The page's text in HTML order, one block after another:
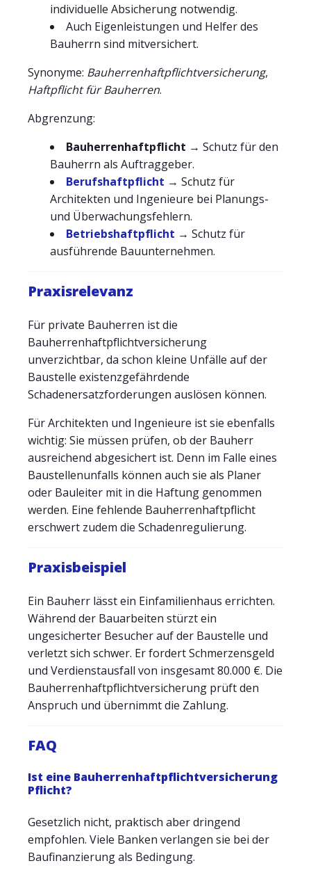
individuelle Absicherung notwendig.
Auch Eigenleistungen und Helfer des
Bauherrn sind mitversichert.
Synonyme: Bauherrenhaftpflichtversicherung,
Haftpflicht für Bauherren.
Abgrenzung:
Bauherrenhaftpflicht → Schutz für den
Bauherrn als Auftraggeber.
Berufshaftpflicht → Schutz für
Architekten und Ingenieure bei Planungs-
und Überwachungsfehlern.
Betriebshaftpflicht → Schutz für
ausführende Bauunternehmen.
Praxisrelevanz
Für private Bauherren ist die
Bauherrenhaftpflichtversicherung
unverzichtbar, da schon kleine Unfälle auf der
Baustelle existenzgefährdende
Schadenersatzforderungen auslösen können.
Für Architekten und Ingenieure ist sie ebenfalls
wichtig: Sie müssen prüfen, ob der Bauherr
ausreichend abgesichert ist. Denn im Falle eines
Baustellenunfalls können auch sie als Planer
oder Bauleiter mit in die Haftung genommen
werden. Eine fehlende Bauherrenhaftpflicht
erschwert zudem die Schadenregulierung.
Praxisbeispiel
Ein Bauherr lässt ein Einfamilienhaus errichten.
Während der Bauarbeiten stürzt ein
ungesicherter Besucher auf der Baustelle und
verletzt sich schwer. Er fordert Schmerzensgeld
und Verdienstausfall von insgesamt 80.000 €. Die
Bauherrenhaftpflichtversicherung prüft den
Anspruch und übernimmt die Zahlung.
FAQ
Ist eine Bauherrenhaftpflichtversicherung
Pflicht?
Gesetzlich nicht, praktisch aber dringend
empfohlen. Viele Banken verlangen sie bei der
Baufinanzierung als Bedingung.